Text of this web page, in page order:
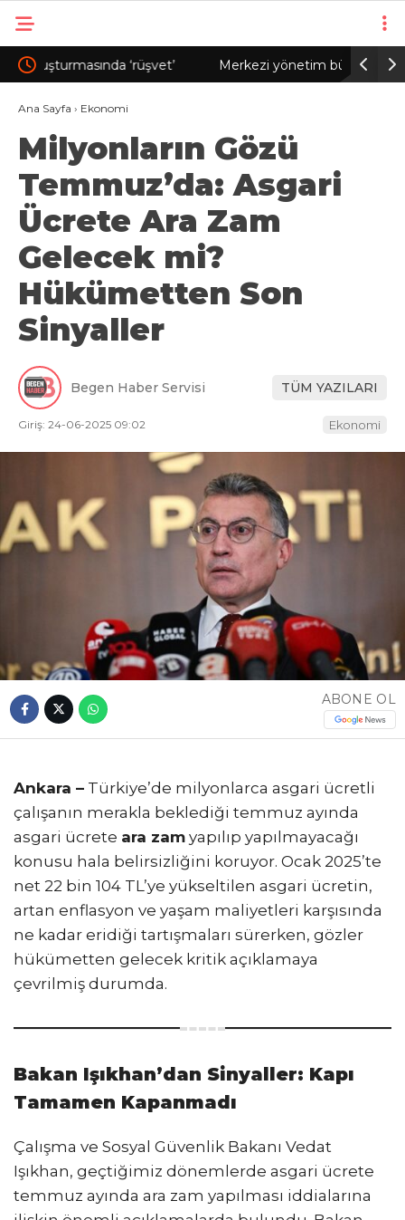
Merkezi yönetim bütçesinden Ar-Ge’ye 253
milyar 544 milyon lira harcandı
LGS
Ana Sayfa › Ekonomi
Milyonların Gözü
Temmuz’da: Asgari
Ücrete Ara Zam
Gelecek mi?
Hükümetten Son
Sinyaller
Begen Haber Servisi TÜM YAZILARI
Giriş: 24-06-2025 09:02 Ekonomi
ABONE OL
Ankara – Türkiye’de milyonlarca asgari ücretli
çalışanın merakla beklediği temmuz ayında
asgari ücrete ara zam yapılıp yapılmayacağı
konusu hala belirsizliğini koruyor. Ocak 2025’te
net 22 bin 104 TL’ye yükseltilen asgari ücretin,
artan enflasyon ve yaşam maliyetleri karşısında
ne kadar eridiği tartışmaları sürerken, gözler
hükümetten gelecek kritik açıklamaya
çevrilmiş durumda.
Bakan Işıkhan’dan Sinyaller: Kapı
Tamamen Kapanmadı
Çalışma ve Sosyal Güvenlik Bakanı Vedat
Işıkhan, geçtiğimiz dönemlerde asgari ücrete
temmuz ayında ara zam yapılması iddialarına